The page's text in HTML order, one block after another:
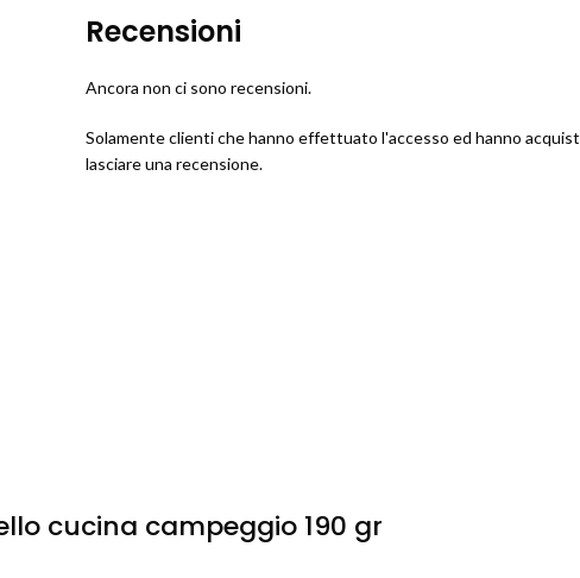
Recensioni
Ancora non ci sono recensioni.
Solamente clienti che hanno effettuato l'accesso ed hanno
lasciare una recensione.
cucina campeggio 190 gr